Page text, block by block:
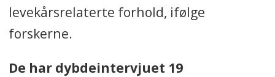
levekårsrelaterte forhold, ifølge
forskerne.
De har dybdeintervjuet 19